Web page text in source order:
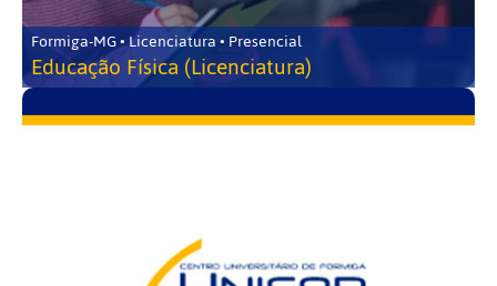
Formiga-MG • Licenciatura • Presencial
Educação Física (Licenciatura)